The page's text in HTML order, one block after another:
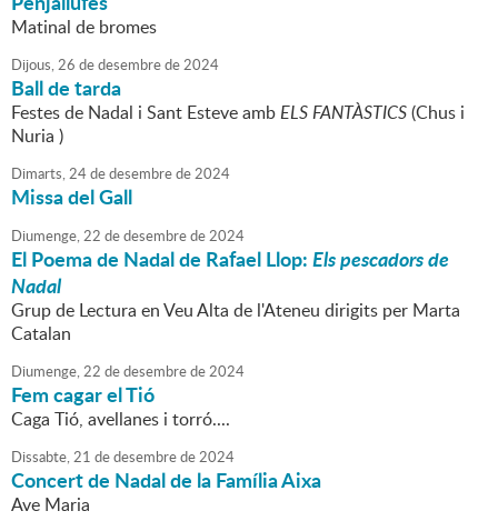
Matinal de bromes
Dijous,26 dedesembrede2024
Ball de tarda
Festes de Nadal i Sant Esteve ambELS FANTÀSTICS(Chus i
Nuria )
Dimarts,24dedesembrede2024
Missa del Gall
Diumenge,22 dedesembrede2024
El Poema de Nadal de Rafael Llop:Els pescadors de
Nadal
Grup de Lectura en Veu Alta de l'Ateneu dirigits per Marta
Catalan
Diumenge,22 dedesembrede2024
Fem cagar el Tió
Caga Tió, avellanes i torró....
Dissabte,21 dedesembrede2024
Concert de Nadal de la Família Aixa
Ave Maria